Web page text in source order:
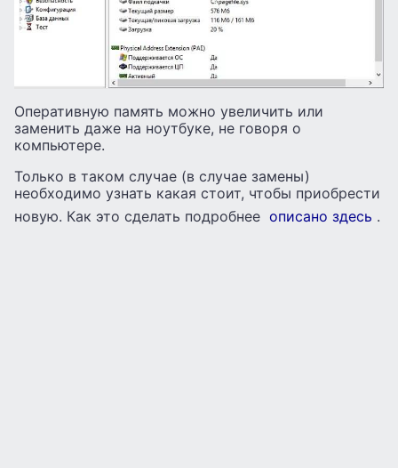
Оперативную память можно увеличить или
заменить даже на ноутбуке, не говоря о
компьютере.
Только в таком случае (в случае замены)
необходимо узнать какая стоит, чтобы приобрести
новую. Как это сделать подробнее описано здесь .